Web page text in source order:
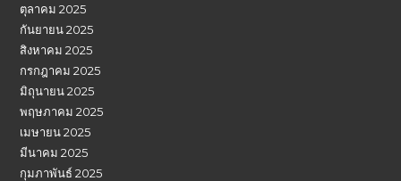
ตุลาคม 2025
กันยายน 2025
สิงหาคม 2025
กรกฎาคม 2025
มิถุนายน 2025
พฤษภาคม 2025
เมษายน 2025
มีนาคม 2025
กุมภาพันธ์ 2025